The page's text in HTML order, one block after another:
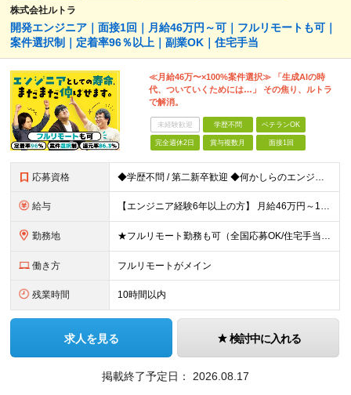
株式会社ルトラ
開発エンジニア｜面接1回｜月給46万円～可｜フルリモートも可｜
案件選択制｜定着率96％以上｜副業OK｜住宅手当
≪月給46万〜×100%案件選択≫ 「生成AIの時
代、ついていくためには…」 その焦り、ルトラ
で解消。
未経験歓迎 学歴不問 ベテランOK
完全週休2日 賞与複数月 面接1回
応募資格 ◆学歴不問 / 第二新卒歓迎 ◆何かしらのエンジニア経験をお持ちの方 （言語・期間・フェーズ不問） 経験浅めの方も遠慮なくご応募ください！ ■入社前Q＆A ────── ◎実力に見合った報酬が手に
給与 【エンジニア経験6年以上の方】 月給46万円～100万円（固定残業代含む） ※上記月給には月30時間分の固定残業代（月8万7,400円～月19万円）を含む。超過分は全額支給。 【エンジニア経験4年以
勤務地 ★フルリモート勤務も可（全国応募OK/住宅手当を支給します） ※案件によって常駐が必要になる場合があります。 ※希望がない限り、転勤はありません ※U・Iターン歓迎 ★ルトラの社員は全国各地で活躍中
働き方 フルリモートがメイン
残業時間 10時間以内
求人を見る 検討中に入れる
掲載終了予定日： 2026.08.17